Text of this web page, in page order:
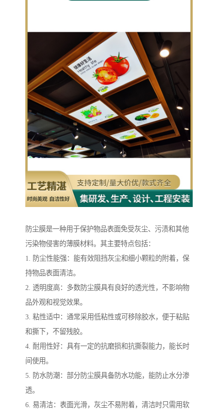
防尘膜是一种用于保护物品表面免受灰尘、污渍和其他
污染物侵害的薄膜材料。其主要特点包括：
1. 防尘性能强：能有效阻挡灰尘和细小颗粒的附着，保
持物品表面清洁。
2. 透明度高：多数防尘膜具有良好的透光性，不影响物
品外观和视觉效果。
3. 粘性适中：通常采用低粘性或可移除胶水，便于粘贴
和撕下，不留残胶。
4. 耐用性好：具有一定的抗磨损和抗撕裂能力，能长时
间使用。
5. 防水防潮：部分防尘膜具备防水功能，能防止水分渗
透。
6. 易清洁：表面光滑，灰尘不易附着，清洁时只需用软